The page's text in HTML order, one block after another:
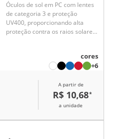
Óculos de sol em PC com lentes
de categoria 3 e proteção
UV400, proporcionando alta
proteção contra os raios solares.
segurança e qualidade para o
uso diário. Leve, resistente e
ocasiões, combinando estilo e
funcionalidade. Perfeito para
quem busca um acessório
proteção ocular.
cores
+6
A partir de
R$ 10,68*
a unidade